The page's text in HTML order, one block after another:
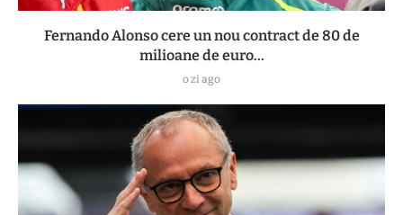
Fernando Alonso cere un nou contract de 80 de
milioane de euro...
o zi ago